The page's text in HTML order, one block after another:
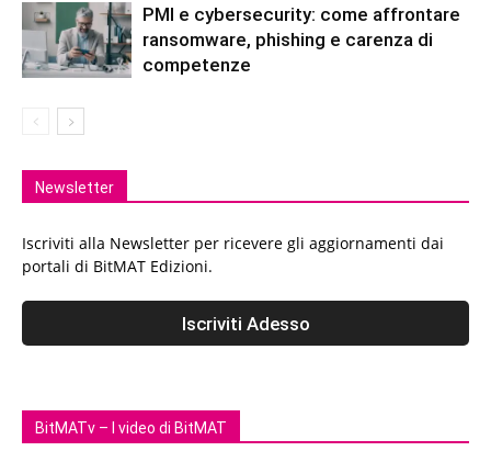
PMI e cybersecurity: come affrontare
ransomware, phishing e carenza di
competenze
Newsletter
Iscriviti alla Newsletter per ricevere gli aggiornamenti dai
portali di BitMAT Edizioni.
BitMATv – I video di BitMAT